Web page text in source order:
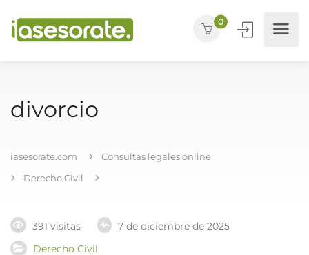
0
divorcio
iasesorate.com
Consultas legales online
Derecho Civil
391 visitas
7 de diciembre de 2025
Derecho Civil